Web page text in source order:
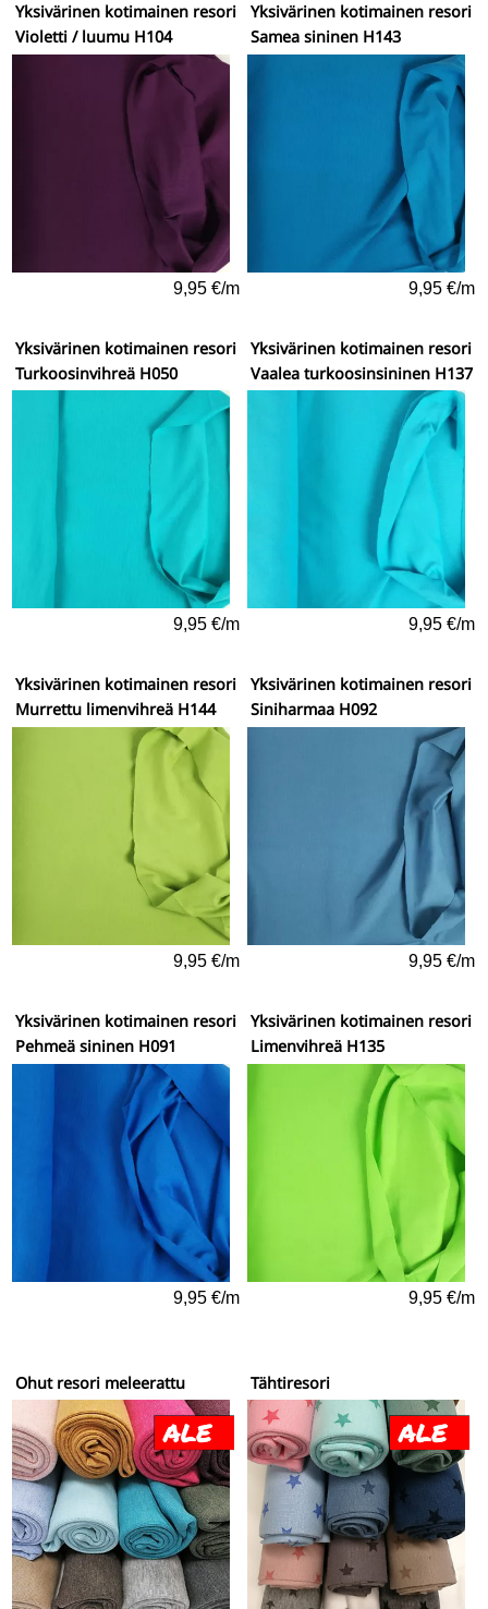
Yksivärinen kotimainen resori
Violetti / luumu H104
9,95 €/m
Yksivärinen kotimainen resori
Samea sininen H143
9,95 €/m
Yksivärinen kotimainen resori
Turkoosinvihreä H050
9,95 €/m
Yksivärinen kotimainen resori
Vaalea turkoosinsininen H137
9,95 €/m
Yksivärinen kotimainen resori
Murrettu limenvihreä H144
9,95 €/m
Yksivärinen kotimainen resori
Siniharmaa H092
9,95 €/m
Yksivärinen kotimainen resori
Pehmeä sininen H091
9,95 €/m
Yksivärinen kotimainen resori
Limenvihreä H135
9,95 €/m
Ohut resori meleerattu Tähtiresori